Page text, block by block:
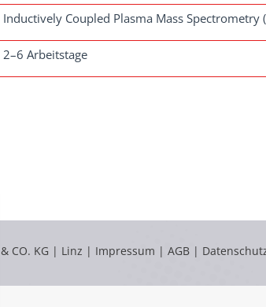
Inductively Coupled Plasma Mass Spectrometry
2–6 Arbeitstage
CO. KG | Linz | Impressum | AGB |